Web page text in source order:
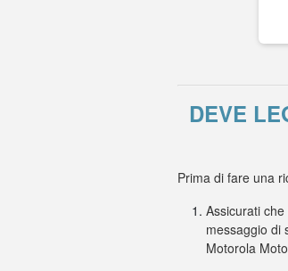
DEVE
Prima di fare una
Assicurati
messaggio di
Motorola